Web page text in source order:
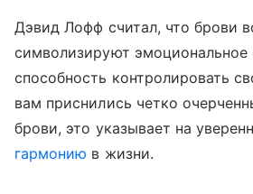
Дэвид Лофф считал, что брови
символизируют эмоциональное
способность контролировать
вам приснились четко
брови, это указывает на
гармонию в жизни.